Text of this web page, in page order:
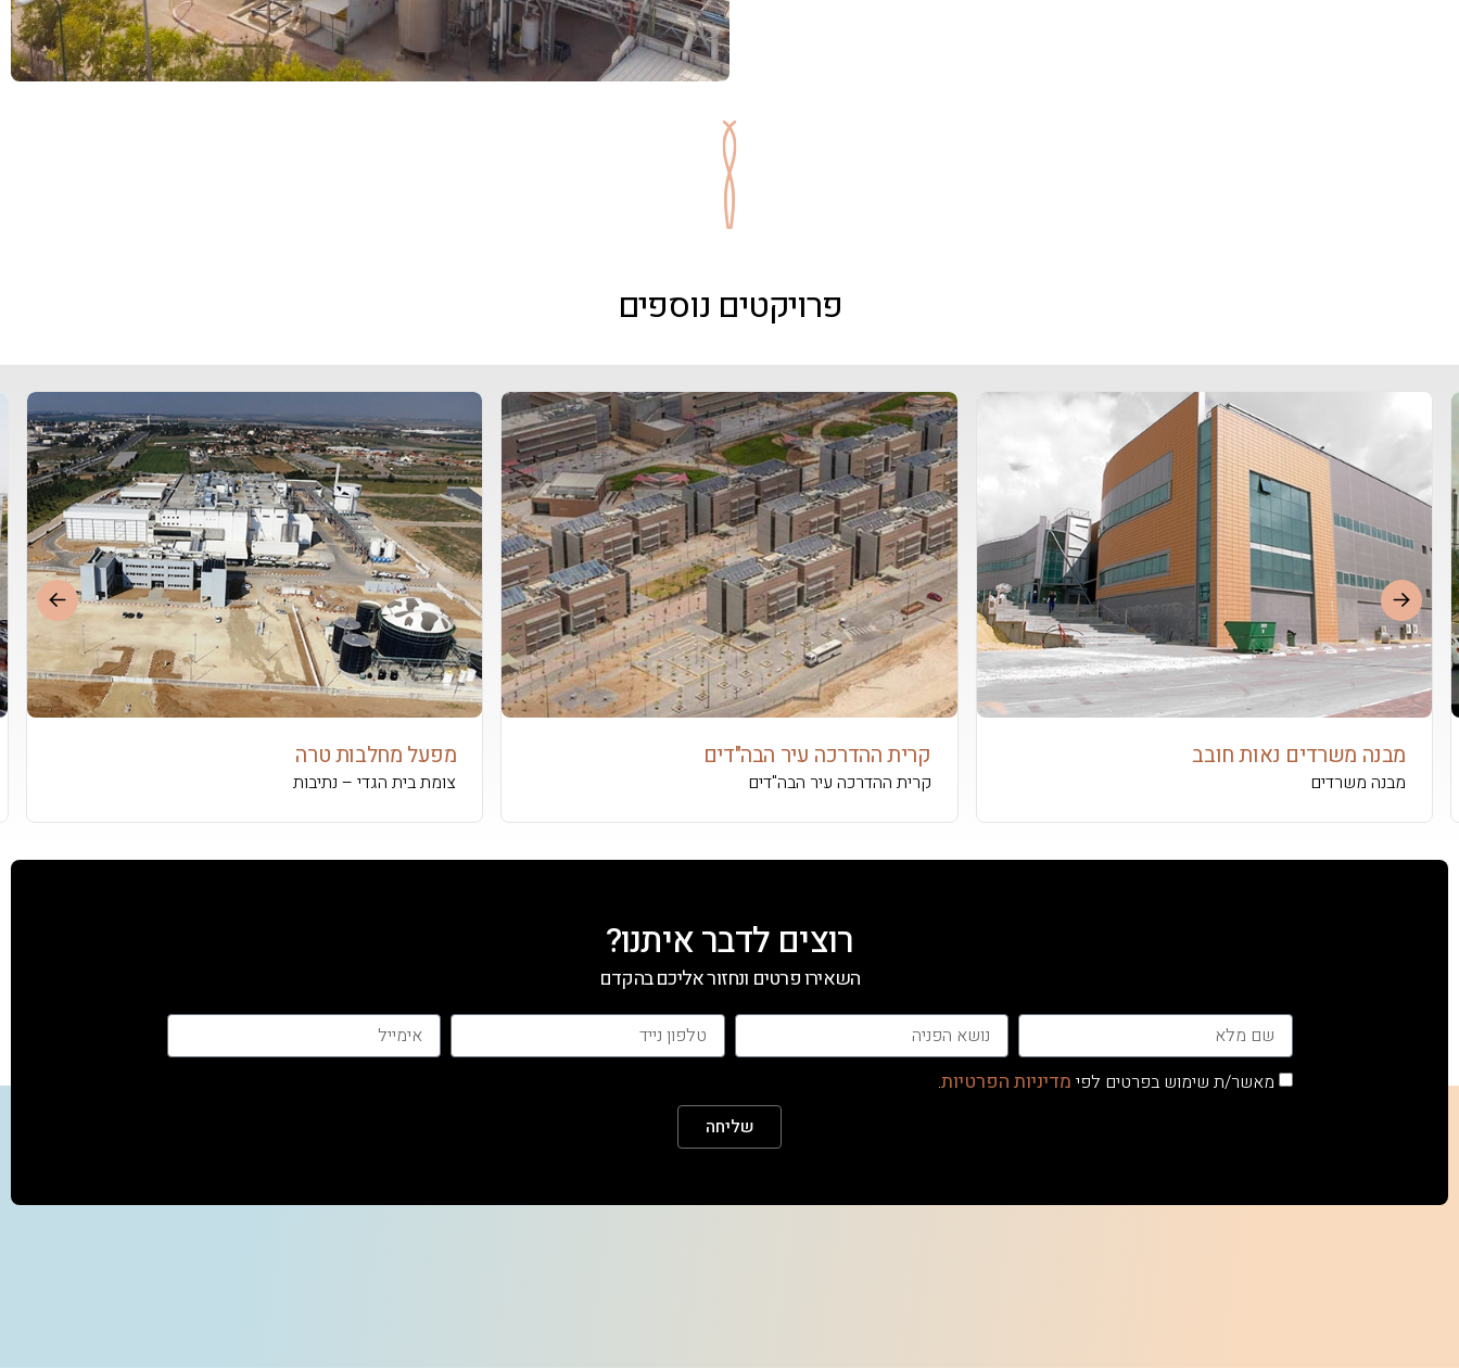
פרויקטים נוספים
מבנה משרדים נאות חובב
מבנה משרדים
קרית ההדרכה עיר הבה"דים
קרית ההדרכה עיר הבה"דים
מפעל מחלבות טרה
צומת בית הגדי – נתיבות
רוצים לדבר איתנו?
השאירו פרטים ונחזור אליכם בהקדם
מאשר/ת שימוש בפרטים לפי מדיניות הפרטיות.
שליחה